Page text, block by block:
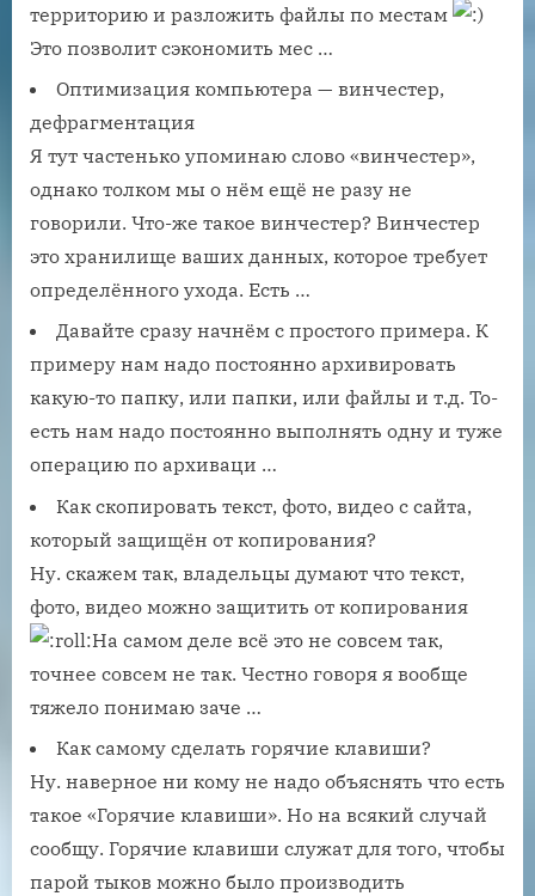
территорию и разложить файлы по местам
Это позволит сэкономить мес …
Оптимизация компьютера — винчестер,
дефрагментация
Я тут частенько упоминаю слово «винчестер»,
однако толком мы о нём ещё не разу не
говорили. Что-же такое винчестер? Винчестер
это хранилище ваших данных, которое требует
определённого ухода. Есть …
Давайте сразу начнём с простого примера. К
примеру нам надо постоянно архивировать
какую-то папку, или папки, или файлы и т.д. То-
есть нам надо постоянно выполнять одну и туже
операцию по архиваци …
Как скопировать текст, фото, видео с сайта,
который защищён от копирования?
Ну. скажем так, владельцы думают что текст,
фото, видео можно защитить от копирования
На самом деле всё это не совсем так,
точнее совсем не так. Честно говоря я вообще
тяжело понимаю заче …
Как самому сделать горячие клавиши?
Ну. наверное ни кому не надо объяснять что есть
такое «Горячие клавиши». Но на всякий случай
сообщу. Горячие клавиши служат для того, чтобы
парой тыков можно было производить